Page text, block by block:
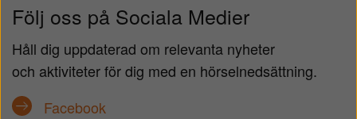
Följ oss på Sociala Medier
Håll dig uppdaterad om relevanta nyheter
och aktiviteter för dig med en hörselnedsättning.
Facebook